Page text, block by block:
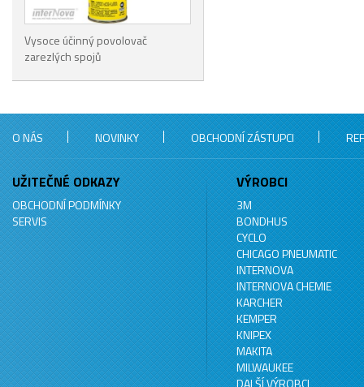
Vysoce účinný povolovač
zarezlých spojů
O NÁS NOVINKY OBCHODNÍ ZÁSTUPCI
UŽITEČNÉ ODKAZY
OBCHODNÍ PODMÍNKY
SERVIS
VÝROBCI
3M
BONDHUS
CYCLO
CHICAGO PNEUMATIC
INTERNOVA
INTERNOVA CHEMIE
KARCHER
KEMPER
KNIPEX
MAKITA
MILWAUKEE
DALŠÍ VÝROBCI